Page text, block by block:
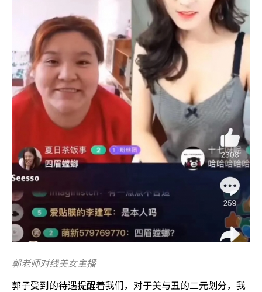
郭老师对线美女主播
郭子受到的待遇提醒着我们，对于美与丑的二元划分，我